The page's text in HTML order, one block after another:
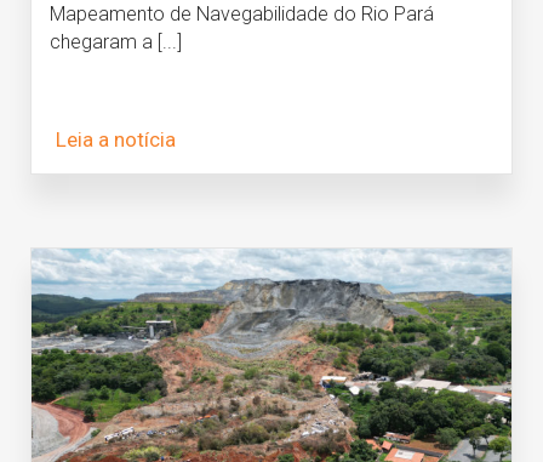
Mapeamento de Navegabilidade do Rio Pará
chegaram a [...]
Leia a notícia